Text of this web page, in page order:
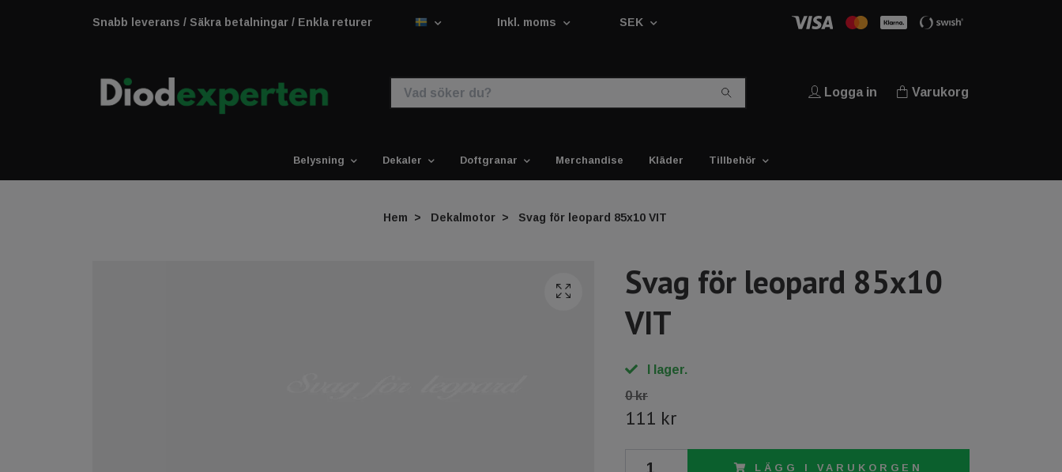
Snabb leverans / Säkra betalningar / Enkla returer Inkl. moms SEK
Logga in Varukorg
Belysning Dekaler Doftgranar Merchandise Kläder Tillbehör
Hem Dekalmotor Svag för leopard 85x10 VIT
Svag för leopard 85x10
VIT
I lager.
0 kr
111 kr
LÄGG I VARUKORGEN